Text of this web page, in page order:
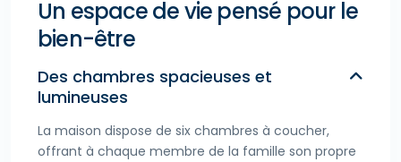
Un espace de vie pensé pour le
bien-être
Des chambres spacieuses et
lumineuses
La maison dispose de six chambres à coucher,
offrant à chaque membre de la famille son propre